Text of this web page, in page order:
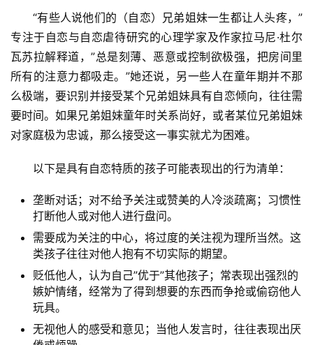
“有些人说他们的（自恋）兄弟姐妹一生都让人头疼，”
专注于自恋与自恋虐待研究的心理学家及作家拉马尼·杜尔
瓦苏拉解释道，”总是刻薄、恶意或控制欲极强，把房间里
所有的注意力都吸走。”她还说，另一些人在童年期并不那
么极端，要识别并接受某个兄弟姐妹具有自恋倾向，往往需
要时间。如果兄弟姐妹童年时关系尚好，或者某位兄弟姐妹
对家庭极为忠诚，那么接受这一事实就尤为困难。
以下是具有自恋特质的孩子可能表现出的行为清单：
垄断对话；对不给予关注或赞美的人冷淡疏离；习惯性
打断他人或对他人进行盘问。
需要成为关注的中心，将过度的关注视为理所当然。这
类孩子往往对他人抱有不切实际的期望。
贬低他人，认为自己”优于”其他孩子；常表现出强烈的
嫉妒情绪，经常为了得到想要的东西而争抢或偷窃他人
玩具。
无视他人的感受和意见；当他人发言时，往往表现出厌